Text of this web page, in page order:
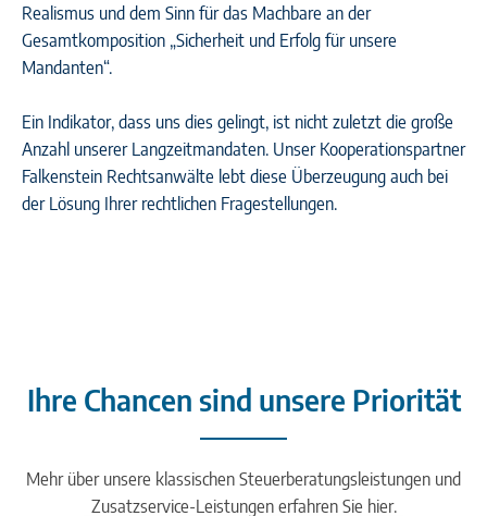
Realismus und dem Sinn für das Machbare an der
Gesamtkomposition „Sicherheit und Erfolg für unsere
Mandanten“.
Ein Indikator, dass uns dies gelingt, ist nicht zuletzt die große
Anzahl unserer Langzeitmandaten. Unser Kooperationspartner
Falkenstein Rechtsanwälte lebt diese Überzeugung auch bei
der Lösung Ihrer rechtlichen Fragestellungen.
Ihre Chancen sind unsere Priorität
Mehr über unsere klassischen Steuerberatungsleistungen und
Zusatzservice-Leistungen erfahren Sie hier.